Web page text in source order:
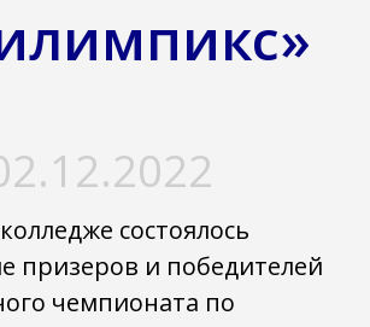
состоялось
призеров и победителей
чемпионата по